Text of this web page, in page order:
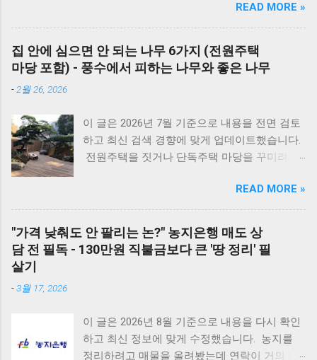
드 E2 - 가스 밸브가 잠겨있지 않나요? 가스레인
지를 켜서 가스가 공급되는지 먼저 확인하세요.
리셋의 마법 - 코드를 뽑고 5분 뒤 다시 꽂는 것
만으로도 단순 센서 오류의 70%는 해결됩니다.
방법 E1 원인 : 물 부족, 단수, 동파 확인 : 급수밸
브·단수 여부 확인 조치 : 물 보충 후 리셋 ※ 반
복되면 AS 점검 E2 원인 : 불완전 연소, 가스 공
급 이상 확인 : 가스밸브, 가스레인지 작동 여부
조치 : 가스 확인 후 리셋 E3 원인 : 과열(비등) 확
인 : 배기구 이물질 확인 조치 : 막힌 부분 제거
E5 원인 : 이상 불꽃 감지 조치 : 전원 리셋 ※ 계
사용되는 시멘트 블록과 조적 벽돌은 건축물의
구조적 안정성과 내구성을 좌우하는 중요 스펙
입니다. 블록의 두께와 규격을 정확히 이해하면
시공 효율을 높이고, 구조적 안전성을 확보할 수
있습니다. 아래는 건축 현장에서 가장 많이 사용
내 1. 시멘트 블록 규격 4인치 : 190 × 390 × 100
mm 6인치 : 190 × 390 × 150 mm 8인치 : 190 ×
390 × 190 mm *가로와 세로 치수는 일정하며,
장 무게 규격 무게(대략) 4인치 약 9~11kg 6인치
약 13~15kg 8인치 약 16~18kg 제조사에 따라
약간 차이가 있습니다. 👉 [이것도 참고하세요] -
수도배관, XL배관하는법 3. 시멘트 블록은 어떤
벽돌) = 190(길이) × 90(너비) × 57(두께) mm 줄
눈(몰탈) 간격을 포함한 시공사이즈는 보통 =
200 X 100 X 60mm 1m2 당 반장쌓기(0.5B)시 약
READ MORE »
집 안에 심으면 안 되는 나무 6가지 (전원주택
마당 포함) - 풍수에서 피하는 나무와 좋은 나무
- 2월 26, 2026
이 글은 2026년 7월 기준으로 내용을 전면 검토
하고 최신 검색 경향에 맞게 업데이트했습니다.
전원주택을 짓거나 단독주택 마당을 꾸미려고
다. 바로 ‘ 집 안에 심으면 안 되는 나무 ’ 입니다.
여기서 말하는 ‘집 안’은 실내 화분만을 뜻하는
게 아니라, 담장 안 마당과 집터 전체를 두고 하
는 말입니다. 요즘은 보기 좋은 조경수만 고르기
보다는, 풍수 인테리어라든지 집터의 기운, 재물
하게 됩니다. 인터넷에는 여러 이야기가 있지만,
대부분은 풍수와 민간 신앙에서 전해 내려온 내
READ MORE »
"가격 낮춰도 안 팔리는 논?" 농지은행 매도 상
담 전 필독 - 130만원 직불금보다 큰 '땅 정리' 필
살기
-3월 17, 2026
이 글은 2026년 8월 기준으로 내용을 다시 확인
하고 최신 정보에 맞게 수정했습니다. 농지를
정리하려고 매물을 올려봤는데 연락이 거의 없